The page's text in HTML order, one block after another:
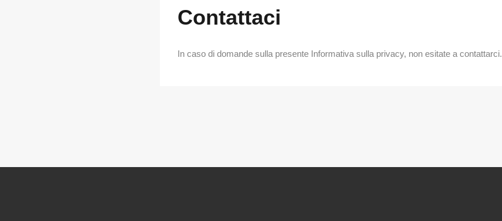
Contattaci
In caso di domande sulla presente Informativa sulla privacy, non esitate a contattarci.